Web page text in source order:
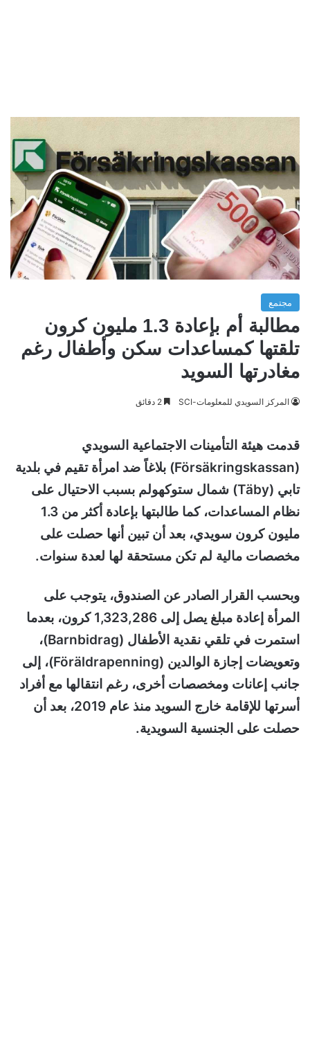
مجتمع
مطالبة أم بإعادة 1.3 مليون كرون
تلقتها كمساعدات سكن وأطفال رغم
مغادرتها السويد
المركز السويدي للمعلومات-SCI
قدمت هيئة التأمينات الاجتماعية السويدي
(Försäkringskassan) بلاغاً ضد امرأة تقيم في بلدية
تابي (Täby) شمال ستوكهولم بسبب الاحتيال على
نظام المساعدات، كما طالبتها بإعادة أكثر من 1.3
مليون كرون سويدي، بعد أن تبين أنها حصلت على
مخصصات مالية لم تكن مستحقة لها لعدة سنوات.
وبحسب القرار الصادر عن الصندوق، يتوجب على
المرأة إعادة مبلغ يصل إلى 1,323,286 كرون، بعدما
استمرت في تلقي نقدية الأطفال (Barnbidrag)،
وتعويضات إجازة الوالدين (Föräldrapenning)، إلى
جانب إعانات ومخصصات أخرى، رغم انتقالها مع أفراد
أسرتها للإقامة خارج السويد منذ عام 2019، بعد أن
حصلت على الجنسية السويدية.